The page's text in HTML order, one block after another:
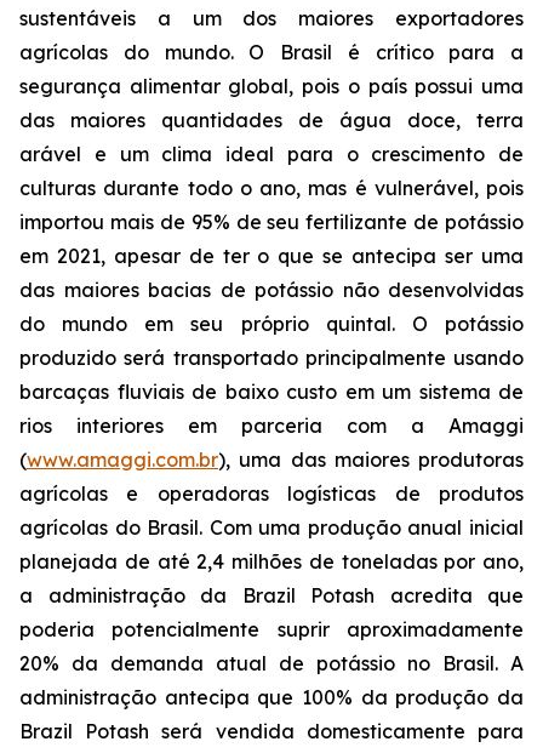
sustentáveis a um dos maiores exportadores
agrícolas do mundo. O Brasil é crítico para a
segurança alimentar global, pois o país possui uma
das maiores quantidades de água doce, terra
arável e um clima ideal para o crescimento de
culturas durante todo o ano, mas é vulnerável, pois
importou mais de 95% de seu fertilizante de potássio
em 2021, apesar de ter o que se antecipa ser uma
das maiores bacias de potássio não desenvolvidas
do mundo em seu próprio quintal. O potássio
produzido será transportado principalmente usando
barcaças fluviais de baixo custo em um sistema de
rios interiores em parceria com a Amaggi
(www.amaggi.com.br), uma das maiores produtoras
agrícolas e operadoras logísticas de produtos
agrícolas do Brasil. Com uma produção anual inicial
planejada de até 2,4 milhões de toneladas por ano,
a administração da Brazil Potash acredita que
poderia potencialmente suprir aproximadamente
20% da demanda atual de potássio no Brasil. A
administração antecipa que 100% da produção da
Brazil Potash será vendida domesticamente para